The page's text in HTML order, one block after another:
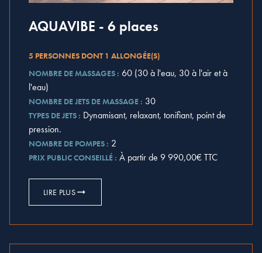
AQUAVIBE - 6 places
5 PERSONNES DONT 1 ALLONGÉE(S)
NOMBRE DE MASSAGES : 60 (30 à l'eau, 30 à l'air et à
l'eau)
NOMBRE DE JETS DE MASSAGE : 30
TYPES DE JETS : Dynamisant, relaxant, tonifiant, point de
pression.
NOMBRE DE POMPES : 2
PRIX PUBLIC CONSEILLÉ : À partir de 9 990,00€ TTC
LIRE PLUS